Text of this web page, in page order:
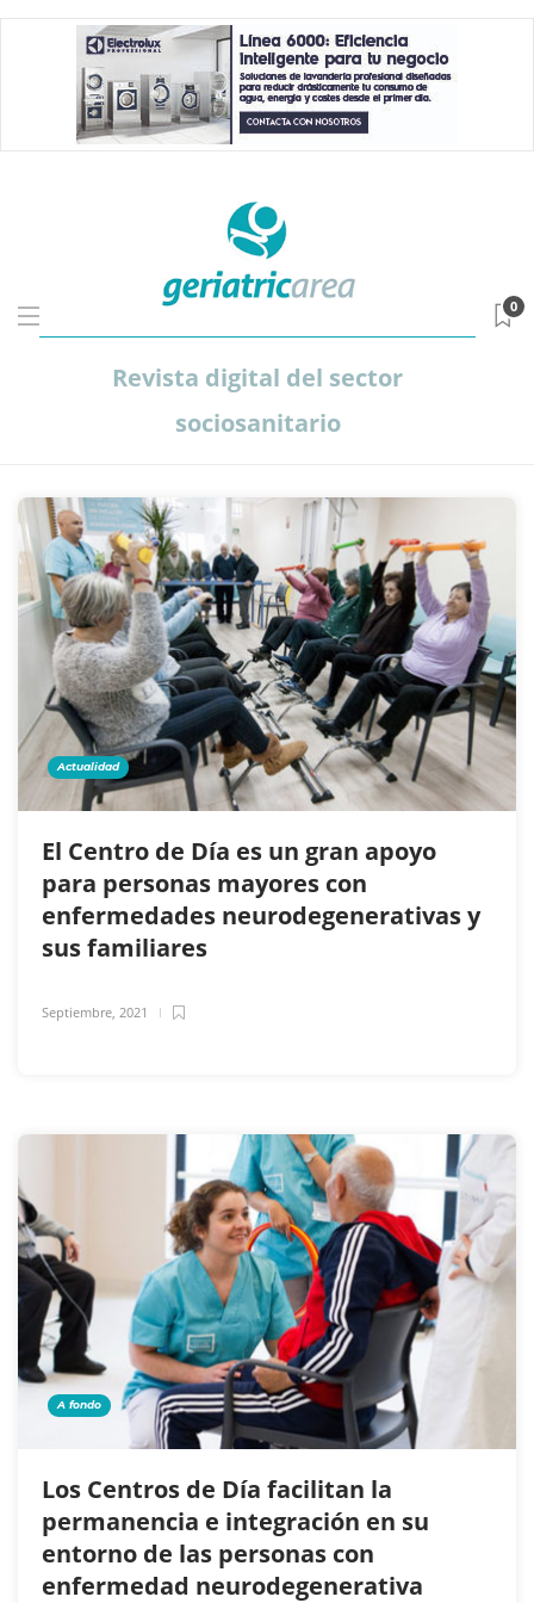
Revista digital del sector
sociosanitario
0
Actualidad
El Centro de Día es un gran apoyo
para personas mayores con
enfermedades neurodegenerativas y
sus familiares
Septiembre, 2021
A fondo
Los Centros de Día facilitan la
permanencia e integración en su
entorno de las personas con
enfermedad neurodegenerativa